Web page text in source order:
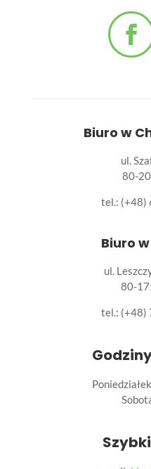
Biuro w
ul.
80-
tel.: (+48)
Biuro
ul.
80-
tel.: (+48)